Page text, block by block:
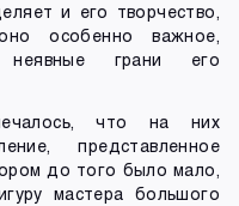
и его творчество,
особенно важное,
грани его
что на них
представленное
до того было мало,
мастера большого